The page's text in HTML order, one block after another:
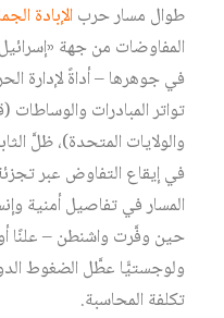
طوال مسار حربالإبادة
المفاوضات من جهة
في جوهرها – أداةً لإدارة
تواتر المبادرات والوساطات
والولايات المتحدة)، ظلَّ
في إيقاع التفاوض عبر
المسار في تفاصيل أمنية
حين وفَّرت واشنطن – علنًا
ولوجستيًّا عطَّل الضغوط
تكلفة المحاسبة.